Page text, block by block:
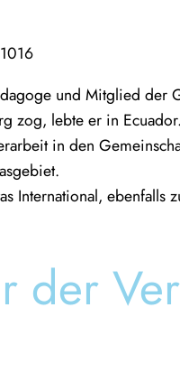
und Mitglied der
zog, lebte er in
in den
International, ebenfalls
der